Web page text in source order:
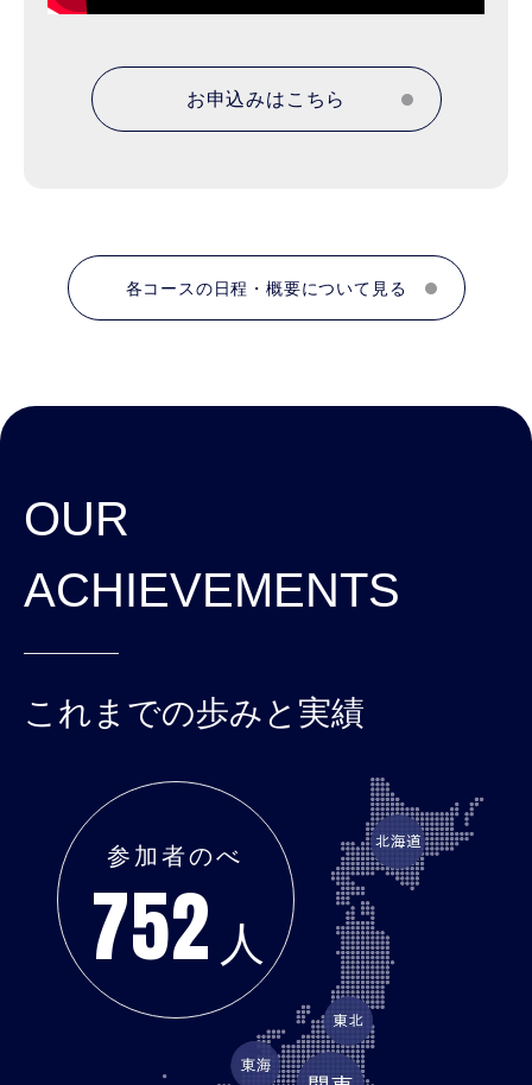
お申込みはこちら
各コースの日程・概要について見る
OUR
ACHIEVEMENTS
これまでの歩みと実績
参加者のべ
752 人